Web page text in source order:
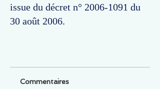
issue du décret n° 2006-1091 du
30 août 2006.
Commentaires